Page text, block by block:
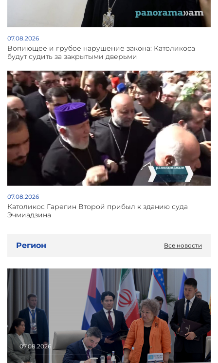
07.08.2026
Вопиющее и грубое нарушение закона: Католикоса
будут судить за закрытыми дверьми
07.08.2026
Католикос Гарегин Второй прибыл к зданию суда
Эчмиадзина
Регион Все новости
07.08.2026